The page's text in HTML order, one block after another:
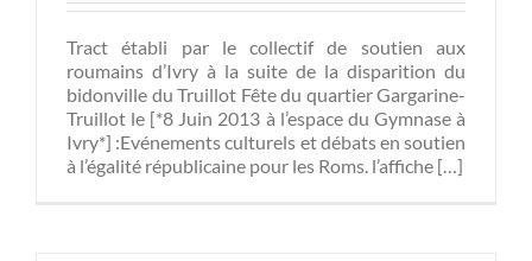
Tract établi par le collectif de soutien aux
roumains d’Ivry à la suite de la disparition du
bidonville du Truillot Fête du quartier Gargarine-
Truillot le [*8 Juin 2013 à l’espace du Gymnase à
Ivry*] :Evénements culturels et débats en soutien
à l’égalité républicaine pour les Roms. l’affiche […]